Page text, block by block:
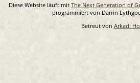
Diese Website läuft mit The Next Generation of
programmiert von Darrin
Betreut von Arkadi